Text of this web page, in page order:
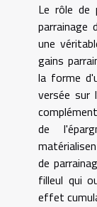
Le rôle de
parrainage
une
gains
la forme
versée sur
de
de
filleul qui
effet